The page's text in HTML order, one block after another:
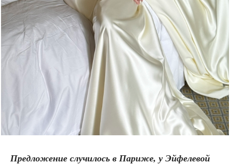
Предложение случилось в Париже, у Эйфелевой